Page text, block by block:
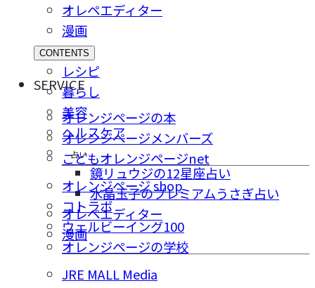
オレペエディター
漫画
CONTENTS
レシピ
暮らし
美容
ヘルスケア
占い
鏡リュウジの12星座占い
水晶玉子のプレミアムうさぎ占い
オレペエディター
漫画
SERVICE
オレンジページの本
オレンジページメンバーズ
こどもオレンジページnet
オレンジページ shop
コトラボ
ウェルビーイング100
オレンジページの学校
JRE MALL Media